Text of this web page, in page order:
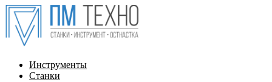
Инструменты
Станки